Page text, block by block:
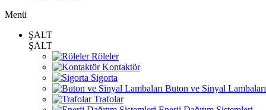
Menü
ŞALT
ŞALT
Röleler
Kontaktör
Sigorta
Buton ve Sinyal Lambaları
Trafolar